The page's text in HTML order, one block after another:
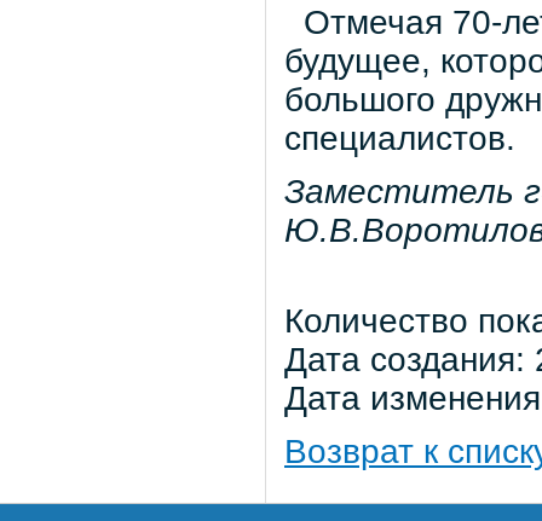
Отмечая 70-
будущее,
большого
специалистов.
Заместитель
Количество
Дата
Дата
Возврат к